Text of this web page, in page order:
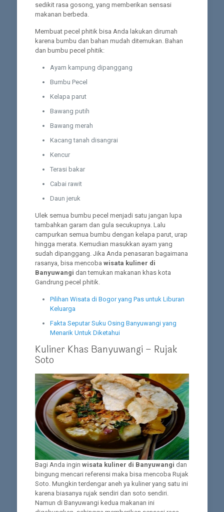
sedikit rasa gosong, yang memberikan sensasi
makanan berbeda.
Membuat pecel phitik bisa Anda lakukan dirumah
karena bumbu dan bahan mudah ditemukan. Bahan
dan bumbu pecel phitik:
Ayam kampung dipanggang
Bumbu Pecel
Kelapa parut
Bawang putih
Bawang merah
Kacang tanah disangrai
Kencur
Terasi bakar
Cabai rawit
Daun jeruk
Ulek semua bumbu pecel menjadi satu jangan lupa
tambahkan garam dan gula secukupnya. Lalu
campurkan semua bumbu dengan kelapa parut, urap
hingga merata. Kemudian masukkan ayam yang
sudah dipanggang. Jika Anda penasaran bagaimana
rasanya, bisa mencoba wisata kuliner di
Banyuwangi dan temukan makanan khas kota
Gandrung pecel phitik.
Pilihan Wisata di Bogor yang Pas untuk Liburan
Keluarga
Fakta Seputar Suku Osing Banyuwangi yang
Menarik Untuk Diketahui
Kuliner Khas Banyuwangi – Rujak
Soto
Bagi Anda ingin wisata kuliner di Banyuwangi dan
bingung mencari referensi maka bisa mencoba Rujak
Soto. Mungkin terdengar aneh ya kuliner yang satu ini
karena biasanya rujak sendiri dan soto sendiri.
Namun di Banyuwangi kedua makanan ini